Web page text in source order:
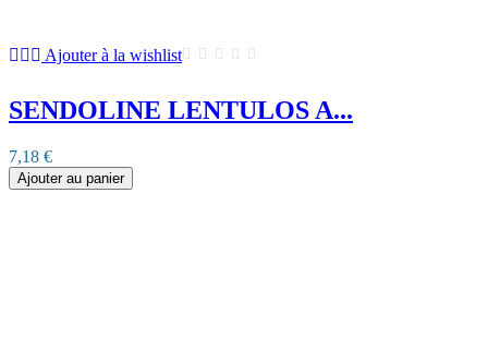
Ajouter à la wishlist
SENDOLINE LENTULOS A...
7,18 €
Ajouter au panier